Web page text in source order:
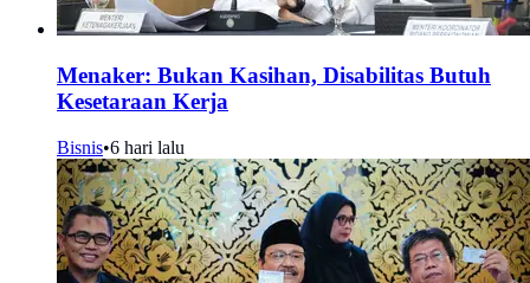
Menaker: Bukan Kasihan, Disabilitas Butuh
Kesetaraan Kerja
Bisnis•6 hari lalu